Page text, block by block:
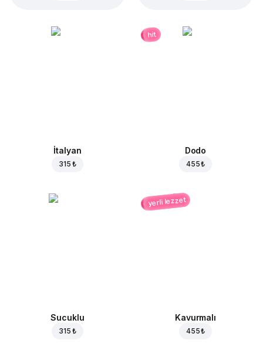
İtalyan
315 ₺
hit
Dodo
455 ₺
Sucuklu
315 ₺
yerli lezzet
Kavurmalı
455 ₺